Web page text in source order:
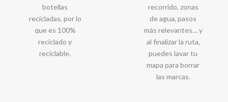
botellas
recicladas, por lo
que es 100%
reciclado y
reciclable.
recorrido, zonas
de agua, pasos
más relevantes… y
al finalizar la ruta,
puedes lavar tu
mapa para borrar
las marcas.